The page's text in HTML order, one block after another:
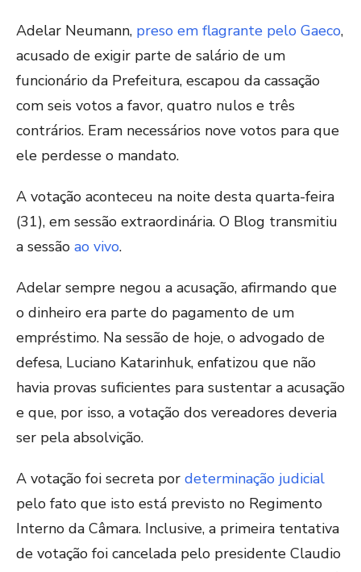
Adelar Neumann, preso em flagrante pelo Gaeco,
acusado de exigir parte de salário de um
funcionário da Prefeitura, escapou da cassação
com seis votos a favor, quatro nulos e três
contrários. Eram necessários nove votos para que
ele perdesse o mandato.
A votação aconteceu na noite desta quarta-feira
(31), em sessão extraordinária. O Blog transmitiu
a sessão ao vivo.
Adelar sempre negou a acusação, afirmando que
o dinheiro era parte do pagamento de um
empréstimo. Na sessão de hoje, o advogado de
defesa, Luciano Katarinhuk, enfatizou que não
havia provas suficientes para sustentar a acusação
e que, por isso, a votação dos vereadores deveria
ser pela absolvição.
A votação foi secreta por determinação judicial
pelo fato que isto está previsto no Regimento
Interno da Câmara. Inclusive, a primeira tentativa
de votação foi cancelada pelo presidente Claudio